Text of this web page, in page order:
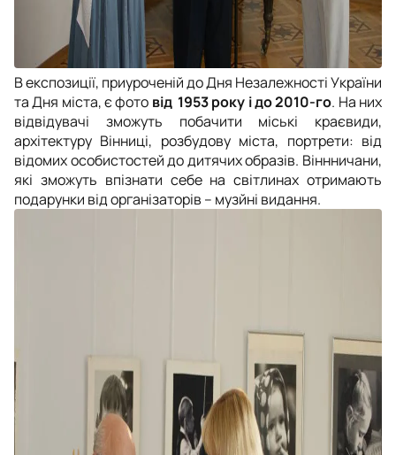
В експозиції, приуроченій до Дня Незалежності України
та Дня міста, є фото від 1953 року і до 2010-го. На них
відвідувачі зможуть побачити міські краєвиди,
архітектуру Вінниці, розбудову міста, портрети: від
відомих особистостей до дитячих образів. Віннничани,
які зможуть впізнати себе на світлинах отримають
подарунки від організаторів – музйні видання.